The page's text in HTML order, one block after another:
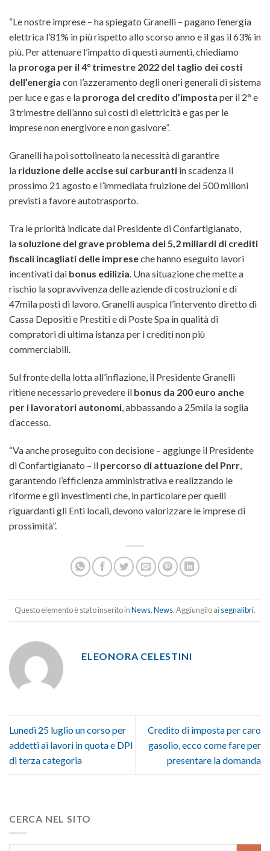
“Le nostre imprese – ha spiegato Granelli – pagano l’energia
elettrica l’81% in più rispetto allo scorso anno e il gas il 63% in
più. Per attenuare l’impatto di questi aumenti, chiediamo
la proroga per il 4° trimestre 2022 del taglio dei costi
dell’energia con l’azzeramento degli oneri generali di sistema
per luce e gas e la proroga del credito d’imposta per il 2° e
3 trimestre dell’anno sui costi di elettricità e gas per le
imprese non energivore e non gasivore”.
Granelli ha poi sottolineato la necessità di garantire
la riduzione delle accise sui carburanti in scadenza il
prossimo 21 agosto e l’immediata fruizione dei 500 milioni
previsti a favore autotrasporto.
Tra le priorità indicate dal Presidente di Confartigianato,
la soluzione del grave problema dei 5,2 miliardi di crediti
fiscali incagliati delle impreseche hanno eseguito lavori
incentivati dai bonus edilizia. Una situazione che mette a
rischio la sopravvivenza delle aziende di costruzioni e di
47mila posti di lavoro. Granelli auspica l’intervento diretto di
Cassa Depositi e Prestiti e di Poste Spa in qualità di
compratori di ultima istanza per i crediti non più
commerciabili.
Sul fronte della lotta all’inflazione, il Presidente Granelli
ritiene necessario prevedere il bonus da 200 euro anche
per i lavoratori autonomi , abbassando a 25mila la soglia
d’accesso.
“Va anche proseguito con decisione – aggiunge il Presidente
di Confartigianato – il percorso di attuazione del Pnrr
garantendo l’efficienza amministrativa e realizzando le
riforme e gli investimenti che, in particolare per quelli
riguardanti gli Enti locali, devono valorizzare le imprese di
prossimità”.
Questo elemento è stato inserito inNews,News. Aggiungilo aisegnalibri.
ELEONORA CELESTINI
Lunedì 25 luglio un corso per
addetti ai lavori in quota e DPI
di terza categoria
Credito di imposta per caro
gasolio, ecco come fare per
presentare la domanda
CERCA NEL SITO